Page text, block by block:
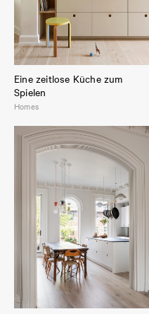
Eine zeitlose Küche zum
Spielen
Homes